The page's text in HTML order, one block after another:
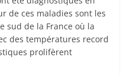
de ces maladies sont les
sud de la France où la
des températures record
prolifèrent